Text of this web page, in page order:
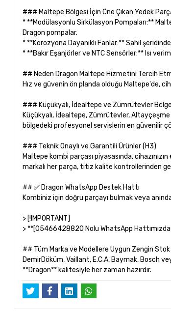
### Maltepe Bölgesi İçin Öne Çıkan Yedek
* **Modülasyonlu Sirkülasyon Pompaları:**
Dragon pompalar.
* **Korozyona Dayanıklı Fanlar:** Sahil
* **Bakır Eşanjörler ve NTC Sensörler:** Isı
## Neden Dragon Maltepe Hizmetini Tercih
Hız ve güvenin ön planda olduğu Maltepe'de,
### Küçükyalı, İdealtepe ve Zümrütevler
Küçükyalı, İdealtepe, Zümrütevler,
bölgedeki profesyonel servislerin en güvenilir
### Teknik Onaylı ve Garantili Ürünler (H3)
Maltepe kombi parçası piyasasında,
markalı her parça, titiz kalite kontrollerinden
## ✅ Dragon WhatsApp Destek Hattı
Kombiniz için doğru parçayı bulmak veya
> [!IMPORTANT]
> **[05466428820 Nolu WhatsApp
## Tüm Marka ve Modellere Uygun Zengin
DemirDöküm, Vaillant, E.C.A, Baymak, Bosch
**Dragon** kalitesiyle her zaman hazırdır.